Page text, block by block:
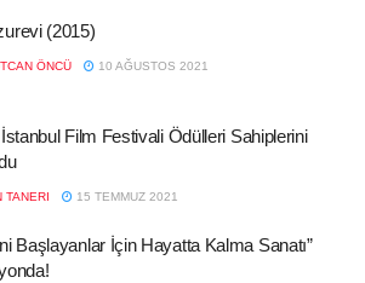
(2015)
ÖNCÜ 10 AĞUSTOS 2021
Film Festivali Ödülleri Sahiplerini
TANERI 15 TEMMUZ 2021
Başlayanlar İçin Hayatta Kalma Sanatı”